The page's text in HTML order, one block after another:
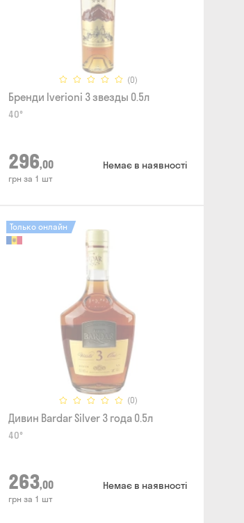
(0)
Бренди Iverioni 3 звезды 0.5л
40°
296,00
грн за 1 шт
Немає в наявності
(0)
Только онлайн
Дивин Bardar Silver 3 года 0.5л
40°
263,00
грн за 1 шт
Немає в наявності